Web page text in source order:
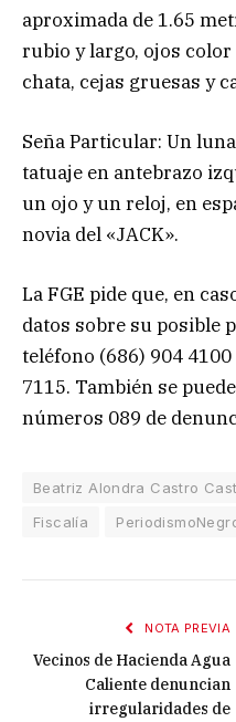
aproximada de 1.65
rubio y largo, ojos color
chata, cejas gruesas y
Seña Particular: Un
tatuaje en antebrazo
un ojo y un reloj, en
novia del «JACK».
La FGE pide que, en
datos sobre su posible
teléfono (686) 904
7115. También se
números 089 de
Beatriz Alondra Castro
Fiscalía
NOTA PREVIA
Vecinos de Hacienda Agua
Caliente denuncian
irregularidades de